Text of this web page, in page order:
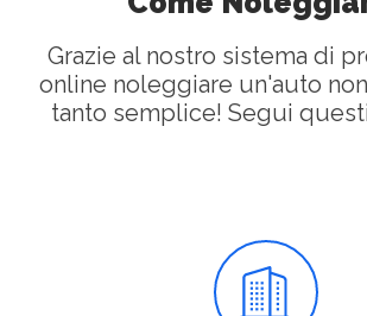
Grazie al nostro sistema di
online noleggiare un'auto
tanto semplice! Segui